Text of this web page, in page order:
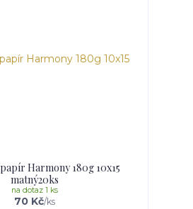
Harmony 180g 10x15
matný20ks
70 Kč/ks
na dotaz 1 ks